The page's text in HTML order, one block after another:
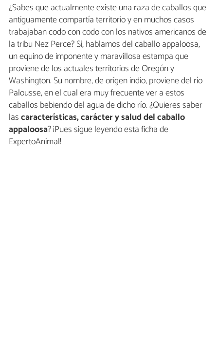
¿Sabes que actualmente existe una raza de caballos que
antiguamente compartía territorio y en muchos casos
trabajaban codo con codo con los nativos americanos de
la tribu Nez Perce? Sí, hablamos del caballo appaloosa,
un equino de imponente y maravillosa estampa que
proviene de los actuales territorios de Oregón y
Washington. Su nombre, de origen indio, proviene del río
Palousse, en el cual era muy frecuente ver a estos
caballos bebiendo del agua de dicho río. ¿Quieres saber
lascaracterísticas, carácter y salud del caballo
appaloosa? ¡Pues sigue leyendo esta ficha de
ExpertoAnimal!